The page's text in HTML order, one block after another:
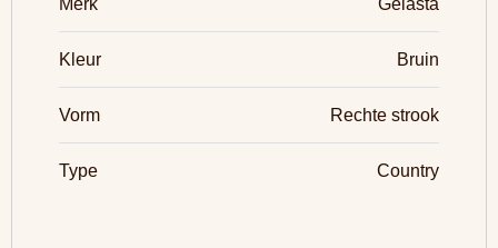
Merk Gelasta
Kleur Bruin
Vorm Rechte strook
Type Country